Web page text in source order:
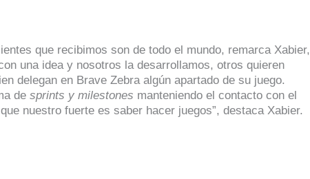
que recibimos son de todo el mundo, remarca Xabier,
una idea y nosotros la desarrollamos, otros quieren
delegan en Brave Zebra algún apartado de su juego.
de sprints y milestones manteniendo el contacto con el
nuestro fuerte es saber hacer juegos”, destaca Xabier.